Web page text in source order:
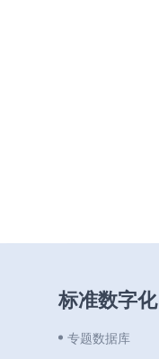
标准数字化
专题数据库